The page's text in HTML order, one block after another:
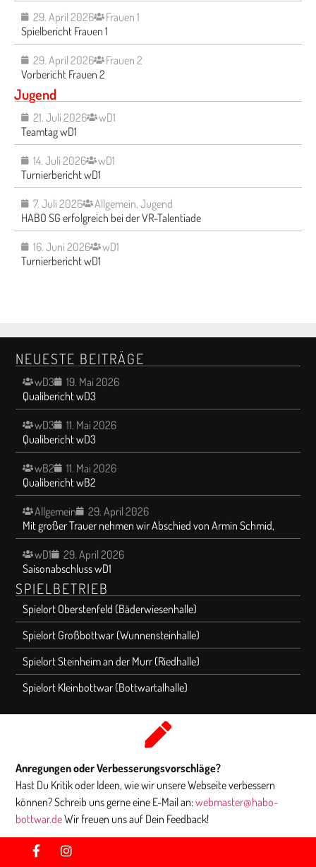
29. April 2026
Frauen 1
Spielbericht Frauen 1
29. April 2026
Frauen 2
Vorbericht Frauen 2
Jugend
21. Juli 2026
wD1
Teamtag wD1
14. Juli 2026
wD1
Turnierbericht wD1
7. Juli 2026 Allgemein, Jugend
HABO SG erfolgreich bei der VR-Talentiade
16. Juni 2026
wD1
Turnierbericht wD1
NEUESTE BEITRÄGE
wD3
19. Mai 2026
Qualibericht wD3
wD3
11. Mai 2026
Qualibericht wD3
wB2
11. Mai 2026
Qualibericht wB2
Allgemein
29. April 2026
Mit großer Trauer nehmen wir Abschied von Armin Schmid,
wD1
29. April 2026
Saisonabschluss wD1
SPIELBETRIEB
Spielort Oberstenfeld (Bäderwiesenhalle)
Spielort Großbottwar (Wunnensteinhalle)
Spielort Steinheim an der Murr (Riedhalle)
Spielort Kleinbottwar (Bottwartalhalle)
Anregungen oder Verbesserungsvorschläge?
Hast Du Kritik oder Ideen, wie wir unsere Webseite verbessern
können? Schreib uns gerne eine E-Mail an:webmaster@habo-
bottwar.deWir freuen uns auf Dein Feedback!